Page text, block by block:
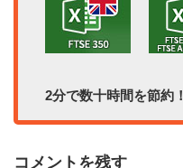
2分で数十時間を節約！
コメントを残す